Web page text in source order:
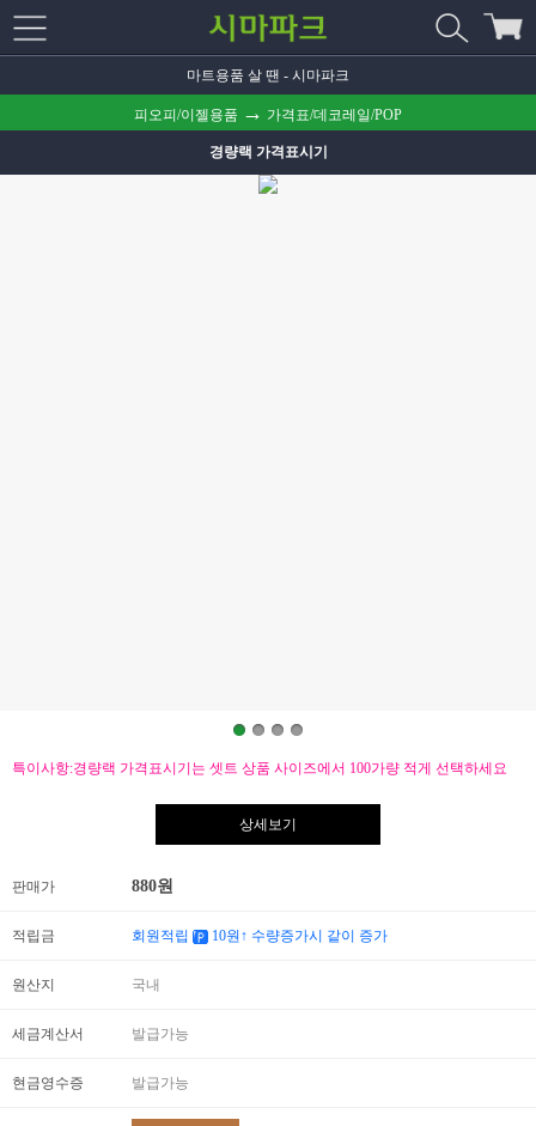
마트용품 살 땐 - 시마파크
피오피/이젤용품 → 가격표/데코레일/POP
경량랙 가격표시기
특이사항:경량랙 가격표시기는 셋트 상품 사이즈에서 100가량 적게 선택하세요
상세보기
판매가 880원
적립금 회원적립 10원↑ 수량증가시 같이 증가
원산지 국내
세금계산서 발급가능
현금영수증 발급가능